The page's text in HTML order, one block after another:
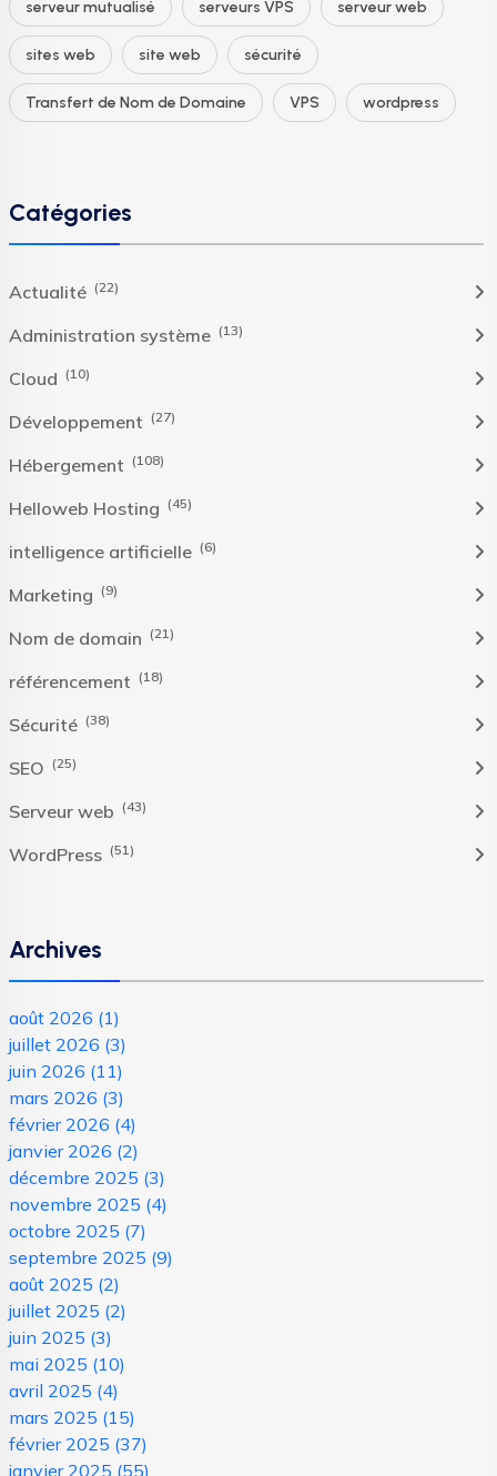
serveur mutualisé serveurs VPS serveur web
sites web site web sécurité
Transfert de Nom de Domaine VPS wordpress
Catégories
Actualité (22)
Administration système (13)
Cloud (10)
Développement (27)
Hébergement (108)
Helloweb Hosting (45)
intelligence artificielle (6)
Marketing (9)
Nom de domain (21)
référencement (18)
Sécurité (38)
SEO (25)
Serveur web (43)
WordPress (51)
Archives
août 2026 (1)
juillet 2026 (3)
juin 2026 (11)
mars 2026 (3)
février 2026 (4)
janvier 2026 (2)
décembre 2025 (3)
novembre 2025 (4)
octobre 2025 (7)
septembre 2025 (9)
août 2025 (2)
juillet 2025 (2)
juin 2025 (3)
mai 2025 (10)
avril 2025 (4)
mars 2025 (15)
février 2025 (37)
janvier 2025 (55)